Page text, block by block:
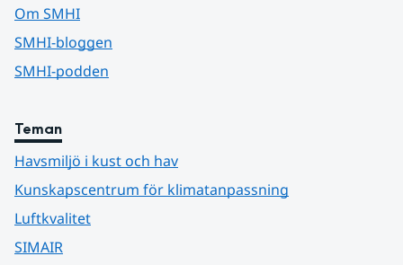
Om SMHI
SMHI-bloggen
SMHI-podden
Teman
Havsmiljö i kust och hav
Kunskapscentrum för klimatanpassning
Luftkvalitet
SIMAIR